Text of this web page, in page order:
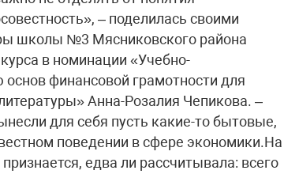
– поделилась своими
школы №3 Мясниковского района
в номинации «Учебно-
финансовой грамотности для
Анна-Розалия Чепикова. –
для себя пусть какие-то бытовые,
поведении в сфере экономики.На
едва ли рассчитывала: всего